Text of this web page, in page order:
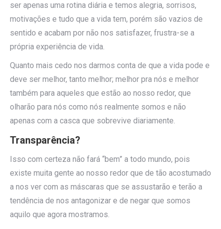
ser apenas uma rotina diária e temos alegria, sorrisos,
motivações e tudo que a vida tem, porém são vazios de
sentido e acabam por não nos satisfazer, frustra-se a
própria experiência de vida.
Quanto mais cedo nos darmos conta de que a vida pode e
deve ser melhor, tanto melhor; melhor pra nós e melhor
também para aqueles que estão ao nosso redor, que
olharão para nós como nós realmente somos e não
apenas com a casca que sobrevive diariamente.
Transparência?
Isso com certeza não fará “bem” a todo mundo, pois
existe muita gente ao nosso redor que de tão acostumado
a nos ver com as máscaras que se assustarão e terão a
tendência de nos antagonizar e de negar que somos
aquilo que agora mostramos.